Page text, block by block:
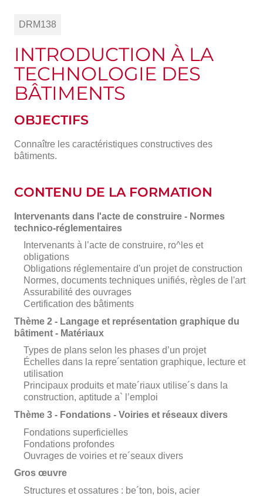
DRM138
INTRODUCTION À LA
TECHNOLOGIE DES
BÂTIMENTS
OBJECTIFS
Connaître les caractéristiques constructives des
bâtiments.
CONTENU DE LA FORMATION
Intervenants dans l'acte de construire - Normes
technico-réglementaires
Intervenants à l’acte de construire, ro^les et
obligations
Obligations réglementaire d'un projet de construction
Normes, documents techniques unifiés, règles de l'art
Assurabilité des ouvrages
Certification des bâtiments
Thème 2 - Langage et représentation graphique du
bâtiment - Matériaux
Types de plans selon les phases d’un projet
Échelles dans la repre´sentation graphique, lecture et
utilisation
Principaux produits et mate´riaux utilise´s dans la
construction, aptitude a` l’emploi
Thème 3 - Fondations - Voiries et réseaux divers
Fondations superficielles
Fondations profondes
Ouvrages de voiries et re´seaux divers
Gros œuvre
Structures et ossatures : be´ton, bois, acier